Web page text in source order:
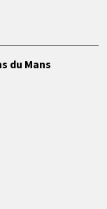
du Mans